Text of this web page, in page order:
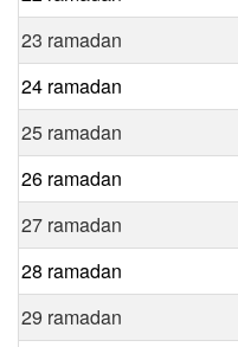
23 ramadan
24 ramadan
25 ramadan
26 ramadan
27 ramadan
28 ramadan
29 ramadan